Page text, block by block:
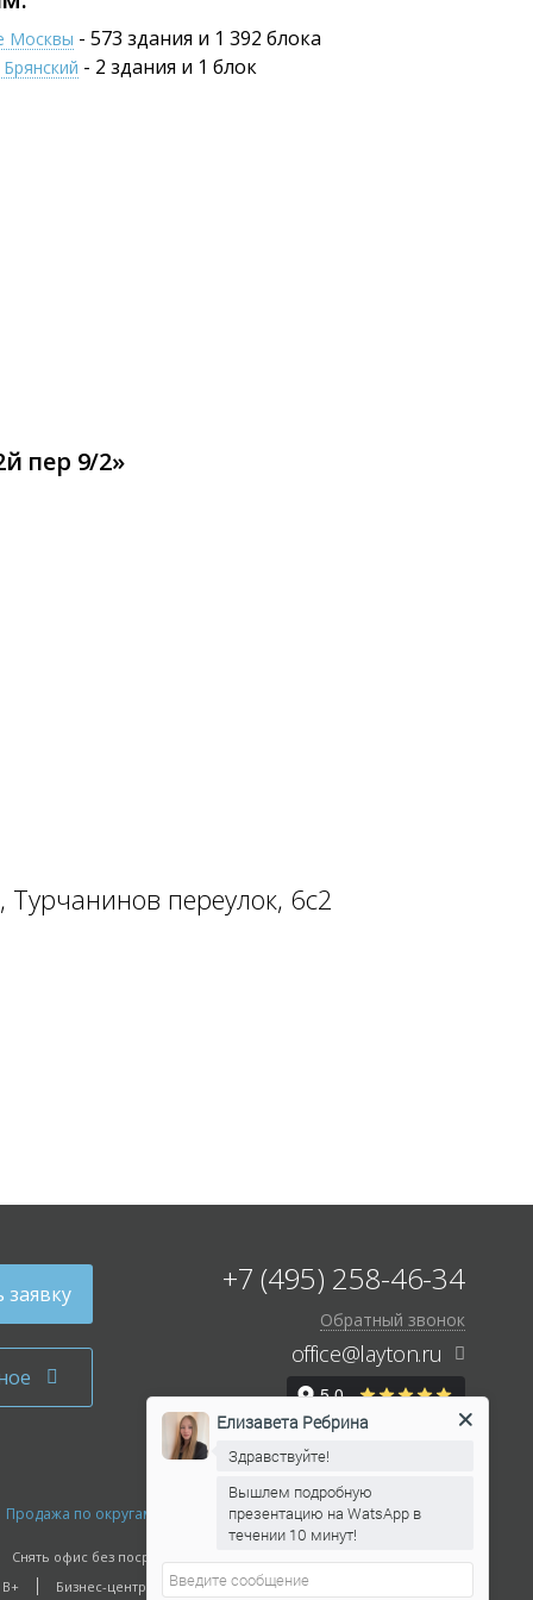
Москвы - 573 здания и 1 392 блока
- 2 здания и 1 блок
пер 9/2»
переулок, 6с2
заявку +7 (495) 258-46-34
Обратный звонок
office@layton.ru
Продажа по округам Москвы Продажа по улицам Москвы
Снять офис без посредников
Бизнес-центры класса С
Елизавета Ребрина
Здравствуйте!
Вышлем подробную
презентацию на WatsApp в
течении 10 минут!